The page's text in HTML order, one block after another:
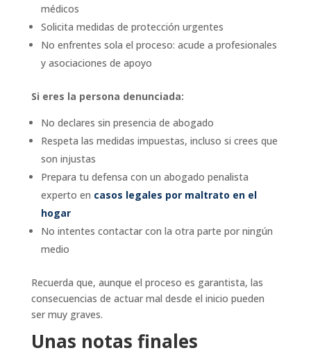
médicos
Solicita medidas de protección urgentes
No enfrentes sola el proceso: acude a profesionales
y asociaciones de apoyo
Si eres la persona denunciada:
No declares sin presencia de abogado
Respeta las medidas impuestas, incluso si crees que
son injustas
Prepara tu defensa con un abogado penalista
experto en casos legales por maltrato en el
hogar
No intentes contactar con la otra parte por ningún
medio
Recuerda que, aunque el proceso es garantista, las
consecuencias de actuar mal desde el inicio pueden
ser muy graves.
Unas notas finales